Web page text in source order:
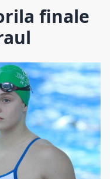
finale